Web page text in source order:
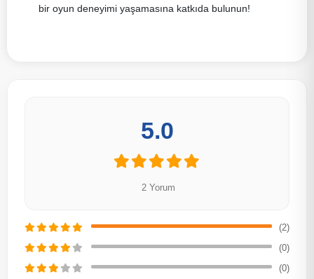
bir oyun deneyimi yaşamasına katkıda bulunun!
5.0
2 Yorum
(2)
(0)
(0)